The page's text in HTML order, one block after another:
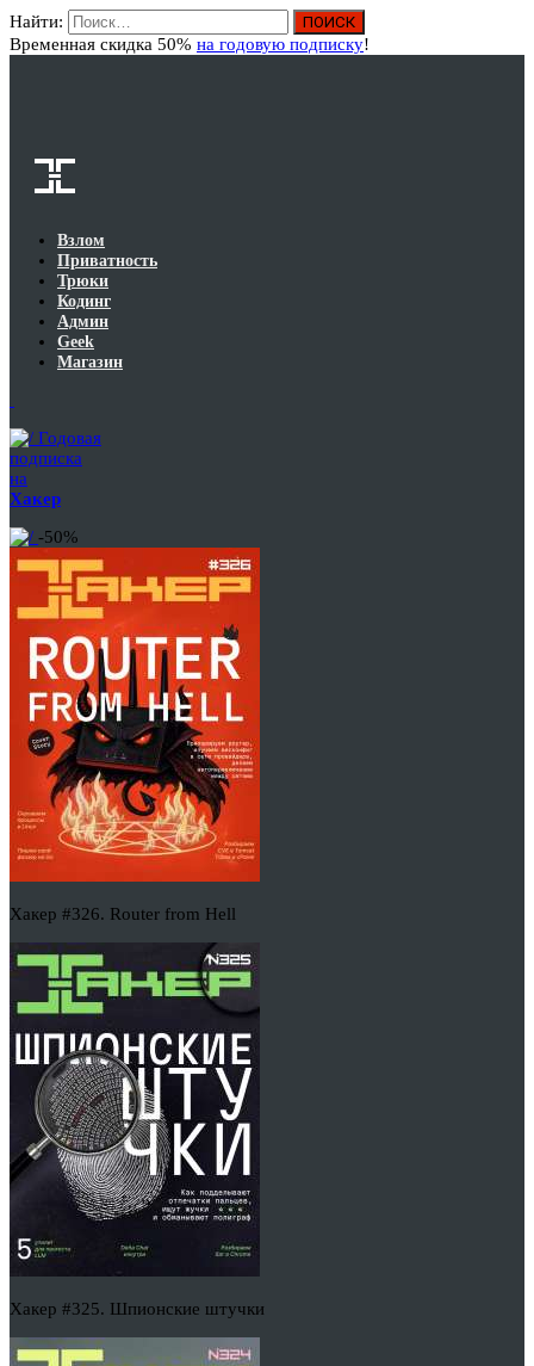
Найти:
Временная скидка 50% на годовую подписку!
Взлом
Приватность
Трюки
Кодинг
Админ
Geek
Магазин
Годовая
подписка
на
Хакер
-50%
Хакер #326. Router from Hell
Хакер #325. Шпионские штучки